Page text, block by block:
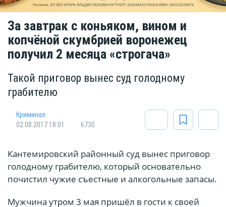
За завтрак с коньяком, вином и
копчёной скумбрией воронежец
получил 2 месяца «строгача»
Такой приговор вынес суд голодному
грабителю
Криминал
02.08.2017 18:01
6730
Кантемировский районный суд вынес приговор
голодному грабителю, который основательно
почистил чужие съестные и алкогольные запасы.
Мужчина утром 3 мая пришёл в гости к своей